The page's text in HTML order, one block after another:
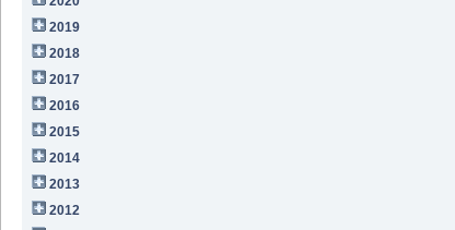
2019
2018
2017
2016
2015
2014
2013
2012